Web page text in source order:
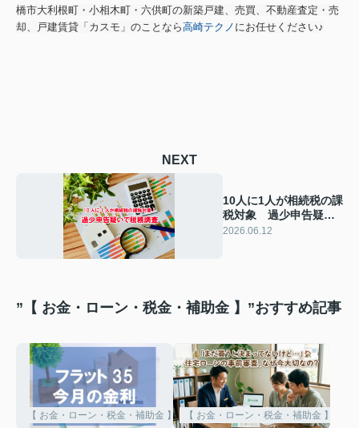
橋市大利根町・小相木町・六供町の新築戸建、売買、不動産査定・売
却、戸建賃貸「カスモ」のことなら高崎テクノ にお任せください♪
NEXT
10人に1人が相続税の課
税対象 過少申告疑い
で税務調査！【高崎不
2026.06.12
”【 お金・ローン・税金・補助金 】”おすすめ記事
【 お金・ローン・税金・補助金 】 【 お金・ローン・税金・補助金 】